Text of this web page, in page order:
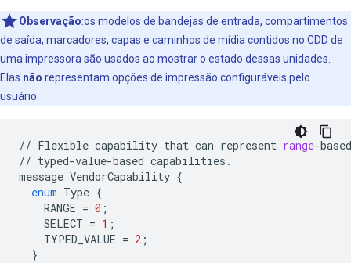
Observação:os modelos de bandejas de entrada, compartimentos
de saída, marcadores, capas e caminhos de mídia contidos no CDD de
uma impressora são usados ao mostrar o estado dessas unidades.
Elas não representam opções de impressão configuráveis pelo
usuário.
// Flexible capability that can represent range-based
// typed-value-based capabilities .
message VendorCapability {
enum Type {
RANGE = 0 ;
SELECT = 1 ;
TYPED_VALUE = 2 ;
}